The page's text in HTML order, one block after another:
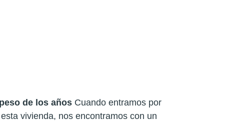
de los años Cuando entramos por
vivienda, nos encontramos con un